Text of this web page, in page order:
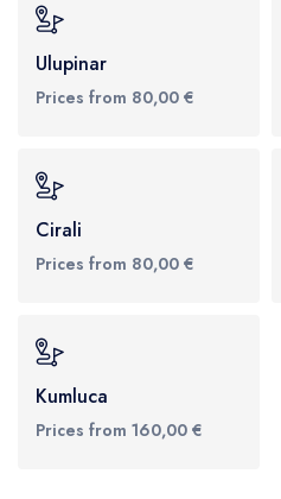
Ulupinar
Prices from 80,00 €
Cirali
Prices from 80,00 €
Kumluca
Prices from 160,00 €